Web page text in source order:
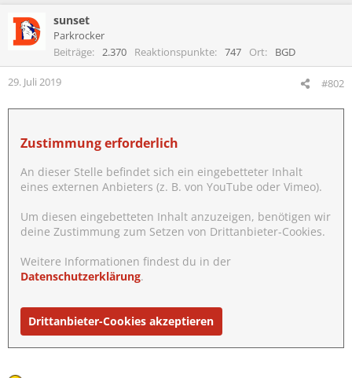
k
i
o
n
n
sunset
Parkrocker
Beiträge
2.370 Reaktionspunkte 747 Ort BGD
29. Juli 2019 #802
Zustimmung erforderlich
An dieser Stelle befindet sich ein eingebetteter Inhalt
eines externen Anbieters (z. B. von YouTube oder Vimeo).
Um diesen eingebetteten Inhalt anzuzeigen, benötigen wir
deine Zustimmung zum Setzen von Drittanbieter-Cookies.
Weitere Informationen findest du in der
Datenschutzerklärung.
Drittanbieter-Cookies akzeptieren